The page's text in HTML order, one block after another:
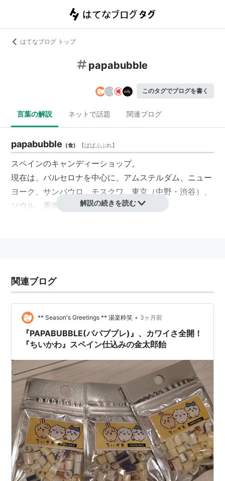
はてなブログ トップ
papabubble
このタグでブログを書く
言葉の解説 ネットで話題 関連ブログ
papabubble (食) 【ぱぱぶぶれ】
スペインのキャンディーショップ。
現在は、バルセロナを中心に、アムステルダム、ニュー
ヨーク、サンパウロ、モスクワ、東京（中野・渋谷）、
ソウル、香港等世界に展開している。
解説の続きを読む
関連ブログ
** Season's Greetings ** 湯楽粋笑 • 3ヶ月前
『PAPABUBBLE(パパブブレ)』、カワイさ全開！
『ちいかわ』スペイン仕込みの金太郎飴